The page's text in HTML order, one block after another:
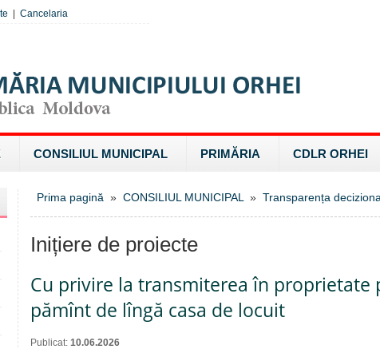
Cancelaria
CONSILIUL MUNICIPAL PRIMĂRIA CDLR ORHEI
Prima pagină » CONSILIUL MUNICIPAL » Transparența
Inițiere de proiecte
Cu privire la transmiterea în proprietate
pămînt de lîngă casa de locuit
Publicat: 10.06.2026